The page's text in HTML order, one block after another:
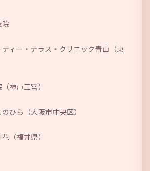
ティー・テラス・クリニック青山（東
神戸三宮）
ひら（大阪市中央区）
花（福井県）